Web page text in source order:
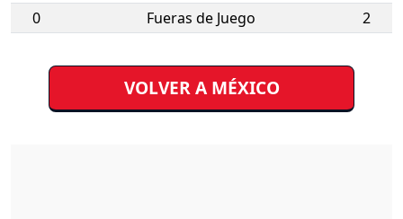
0
Fueras de Juego 2
VOLVER A MÉXICO